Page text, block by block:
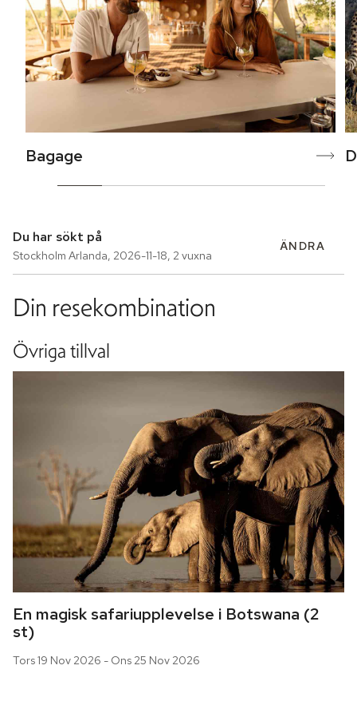
Bagage
Du har sökt på
Stockholm Arlanda, 2026-11-18, 2 vuxna
ÄNDRA
Din resekombination
Övriga tillval
En magisk safariupplevelse i Botswana (2
st)
Tors 19 Nov 2026 - Ons 25 Nov 2026